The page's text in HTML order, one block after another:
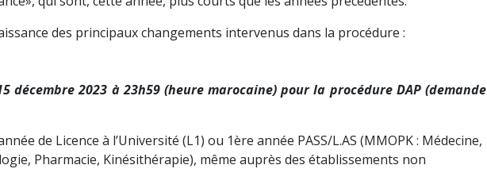
des principaux changements intervenus dans la procédure :
décembre 2023 à23h59 (heure marocaine) pour la procédure DAP (demande
de Licence à l’Université (L1) ou 1ère année PASS/L.AS (MMOPK : Médecine,
Pharmacie, Kinésithérapie), même auprès des établissements non